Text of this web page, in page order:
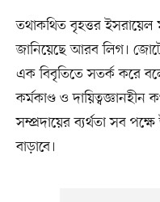
তথাকথিত বৃহত্তর ইসরায়েল
জানিয়েছে আরব লিগ।
এক বিবৃতিতে সতর্ক করে
কর্মকাণ্ড ও দায়িত্বজ্ঞানহীন
সম্প্রদায়ের ব্যর্থতা সব পক্ষে
বাড়াবে।